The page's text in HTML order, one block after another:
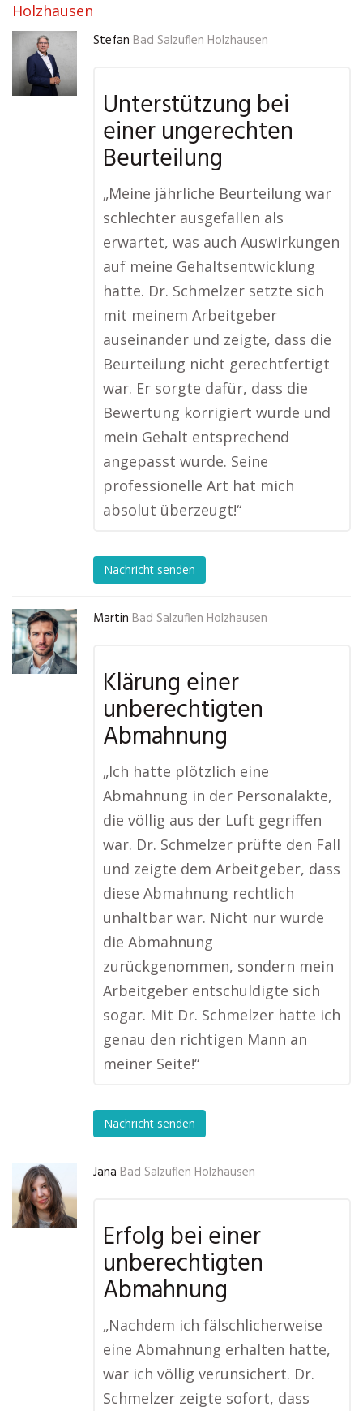
Holzhausen
Stefan Bad Salzuflen Holzhausen
Unterstützung bei
einer ungerechten
Beurteilung
„Meine jährliche Beurteilung war
schlechter ausgefallen als
erwartet, was auch Auswirkungen
auf meine Gehaltsentwicklung
hatte. Dr. Schmelzer setzte sich
mit meinem Arbeitgeber
auseinander und zeigte, dass die
Beurteilung nicht gerechtfertigt
war. Er sorgte dafür, dass die
Bewertung korrigiert wurde und
mein Gehalt entsprechend
angepasst wurde. Seine
professionelle Art hat mich
absolut überzeugt!“
Nachricht senden
Martin Bad Salzuflen Holzhausen
Klärung einer
unberechtigten
Abmahnung
„Ich hatte plötzlich eine
Abmahnung in der Personalakte,
die völlig aus der Luft gegriffen
war. Dr. Schmelzer prüfte den Fall
und zeigte dem Arbeitgeber, dass
diese Abmahnung rechtlich
unhaltbar war. Nicht nur wurde
die Abmahnung
zurückgenommen, sondern mein
Arbeitgeber entschuldigte sich
sogar. Mit Dr. Schmelzer hatte ich
genau den richtigen Mann an
meiner Seite!“
Nachricht senden
Jana Bad Salzuflen Holzhausen
Erfolg bei einer
unberechtigten
Abmahnung
„Nachdem ich fälschlicherweise
eine Abmahnung erhalten hatte,
war ich völlig verunsichert. Dr.
Schmelzer zeigte sofort, dass